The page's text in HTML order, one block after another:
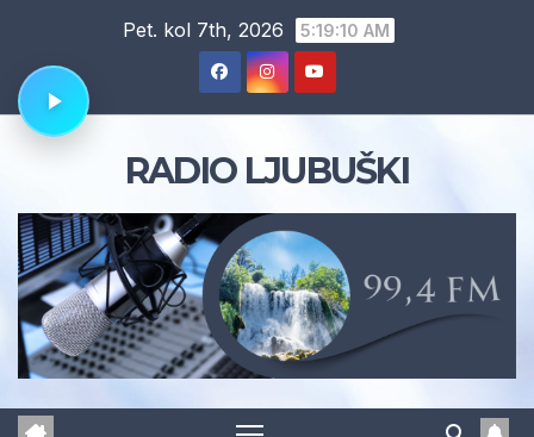
content
Pet. kol 7th, 2026 5:19:11 AM
RADIO LJUBUŠKI